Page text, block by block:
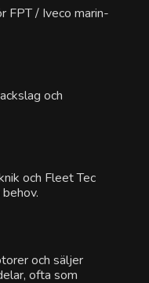
FPT / Iveco marin-
och
och Fleet Tec
och säljer
ofta som